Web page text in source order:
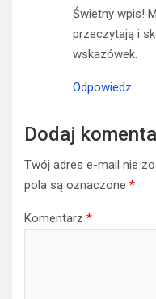
Świetny wpis!
przeczytają i
wskazówek.
Odpowiedz
Dodaj
Twój adres e-mail nie
pola są oznaczone *
Komentarz *